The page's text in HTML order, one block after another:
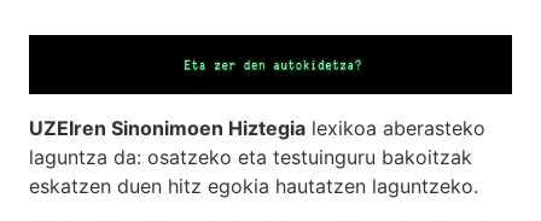
UZEIren Sinonimoen Hiztegia lexikoa aberasteko
laguntza da: osatzeko eta testuinguru bakoitzak
eskatzen duen hitz egokia hautatzen laguntzeko.